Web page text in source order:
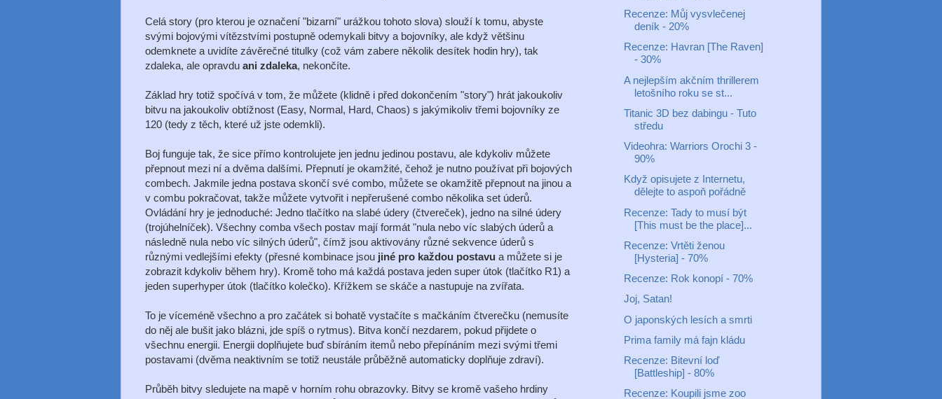
Celá story (pro kterou je označení "bizarní" urážkou tohoto slova) slouží k tomu, abyste
svými bojovými vítězstvími postupně odemykali bitvy a bojovníky, ale když většinu
odemknete a uvidíte závěrečné titulky (což vám zabere několik desítek hodin hry), tak
zdaleka, ale opravdu ani zdaleka, nekončíte.
Základ hry totiž spočívá v tom, že můžete (klidně i před dokončením "story") hrát jakoukoliv
bitvu na jakoukoliv obtížnost (Easy, Normal, Hard, Chaos) s jakýmikoliv třemi bojovníky ze
120 (tedy z těch, které už jste odemkli).
Boj funguje tak, že sice přímo kontrolujete jen jednu jedinou postavu, ale kdykoliv můžete
přepnout mezi ní a dvěma dalšími. Přepnutí je okamžité, čehož je nutno používat při bojových
combech. Jakmile jedna postava skončí své combo, můžete se okamžitě přepnout na jinou a
v combu pokračovat, takže můžete vytvořit i nepřerušené combo několika set úderů.
Ovládání hry je jednoduché: Jedno tlačítko na slabé údery (čtvereček), jedno na silné údery
(trojúhelníček). Všechny comba všech postav mají formát "nula nebo víc slabých úderů a
následně nula nebo víc silných úderů", čímž jsou aktivovány různé sekvence úderů s
různými vedlejšími efekty (přesné kombinace jsou jiné pro každou postavu a můžete si je
zobrazit kdykoliv během hry). Kromě toho má každá postava jeden super útok (tlačítko R1) a
jeden superhyper útok (tlačítko kolečko). Křížkem se skáče a nastupuje na zvířata.
To je víceméně všechno a pro začátek si bohatě vystačíte s mačkáním čtverečku (nemusíte
do něj ale bušit jako blázni, jde spíš o rytmus). Bitva končí nezdarem, pokud přijdete o
všechnu energii. Energii doplňujete buď sbíráním itemů nebo přepínáním mezi svými třemi
postavami (dvěma neaktivním se totiž neustále průběžně automaticky doplňuje zdraví).
Průběh bitvy sledujete na mapě v horním rohu obrazovky. Bitvy se kromě vašeho hrdiny
Recenze: Můj vysvlečenej
deník - 20%
Recenze: Havran [The Raven]
- 30%
A nejlepším akčním thrillerem
letošního roku se st...
Titanic 3D bez dabingu - Tuto
středu
Videohra: Warriors Orochi 3 -
90%
Když opisujete z Internetu,
dělejte to aspoň pořádně
Recenze: Tady to musí být
[This must be the place]...
Recenze: Vrtěti ženou
[Hysteria] - 70%
Recenze: Rok konopí - 70%
Joj, Satan!
O japonských lesích a smrti
Prima family má fajn kládu
Recenze: Bitevní loď
[Battleship] - 80%
Recenze: Koupili jsme zoo